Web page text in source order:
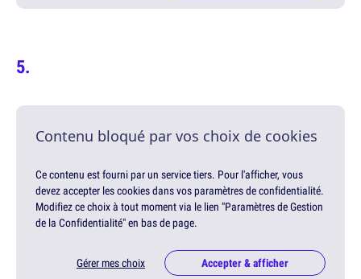
Contenu bloqué par vos choix de cookies
Ce contenu est fourni par un service tiers. Pour l'afficher, vous
devez accepter les cookies dans vos paramètres de confidentialité.
Modifiez ce choix à tout moment via le lien "Paramètres de Gestion
de la Confidentialité" en bas de page.
Gérer mes choix Accepter & afficher